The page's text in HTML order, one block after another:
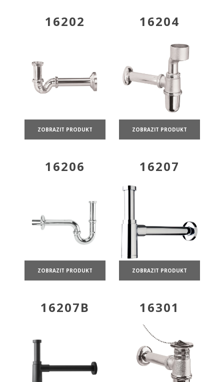
16202
ZOBRAZIT PRODUKT
16204
ZOBRAZIT PRODUKT
16206
ZOBRAZIT PRODUKT
16207
ZOBRAZIT PRODUKT
16207B 16301